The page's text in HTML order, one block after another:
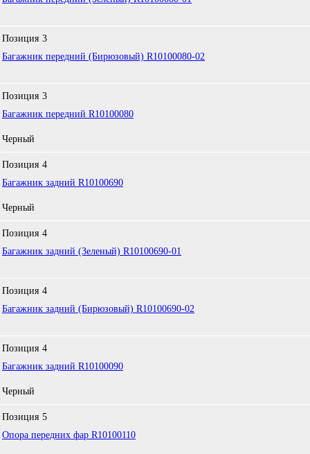
Позиция 3
Багажник передний (Бирюзовый) R10100080-02
Позиция 3
Багажник передний R10100080
Черный
Позиция 4
Багажник задний R10100690
Черный
Позиция 4
Багажник задний (Зеленый) R10100690-01
Позиция 4
Багажник задний (Бирюзовый) R10100690-02
Позиция 4
Багажник задний R10100090
Черный
Позиция 5
Опора передних фар R10100110